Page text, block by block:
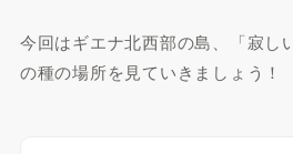
今回はギエナ北西部の島、「寂し
の種の場所を見ていきましょう！